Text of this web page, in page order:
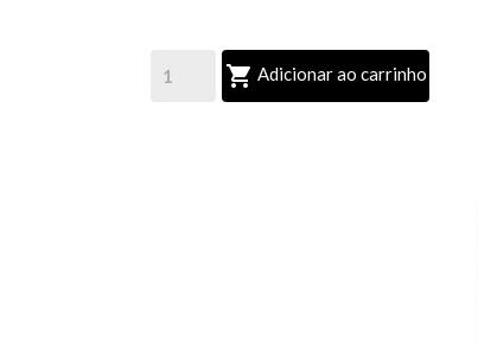
 Adicionar ao carrinho